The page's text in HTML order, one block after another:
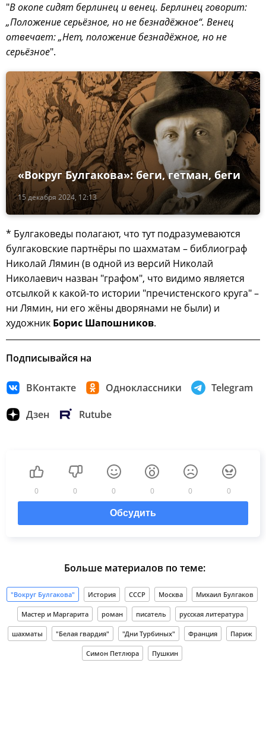
"В окопе сидят берлинец и венец. Берлинец говорит:
„Положение серьёзное, но не безнадёжное“. Венец
отвечает: „Нет, положение безнадёжное, но не
серьёзное".
15 декабря 2024, 12:13
«Вокруг Булгакова»: беги, гетман, беги
* Булгаковеды полагают, что тут подразумеваются
булгаковские партнёры по шахматам – библиограф
Николай Лямин (в одной из версий Николай
Николаевич назван "графом", что видимо является
отсылкой к какой-то истории "пречистенского круга" –
ни Лямин, ни его жёны дворянами не были) и
художник Борис Шапошников.
Подписывайся на
ВКонтакте Одноклассники Telegram
Дзен Rutube
0 0 0 0 0 0
Обсудить
Больше материалов по теме:
"Вокруг Булгакова" История СССР Москва Михаил Булгаков
Мастер и Маргарита роман писатель русская литература
шахматы "Белая гвардия" "Дни Турбиных" Франция Париж
Симон Петлюра Пушкин